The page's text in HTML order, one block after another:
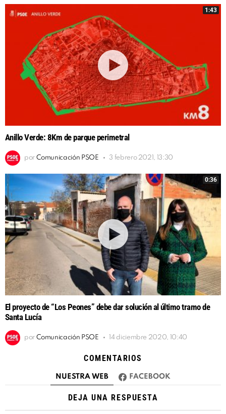
1:43
Anillo Verde: 8Km de parque perimetral
por Comunicación PSOE 3 febrero 2021, 13:30
0:36
El proyecto de “Los Peones” debe dar solución al último tramo de
Santa Lucía
por Comunicación PSOE 14 diciembre 2020, 10:40
COMENTARIOS
NUESTRA WEB FACEBOOK
DEJA UNA RESPUESTA